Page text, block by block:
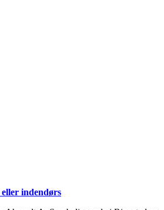
indendørs